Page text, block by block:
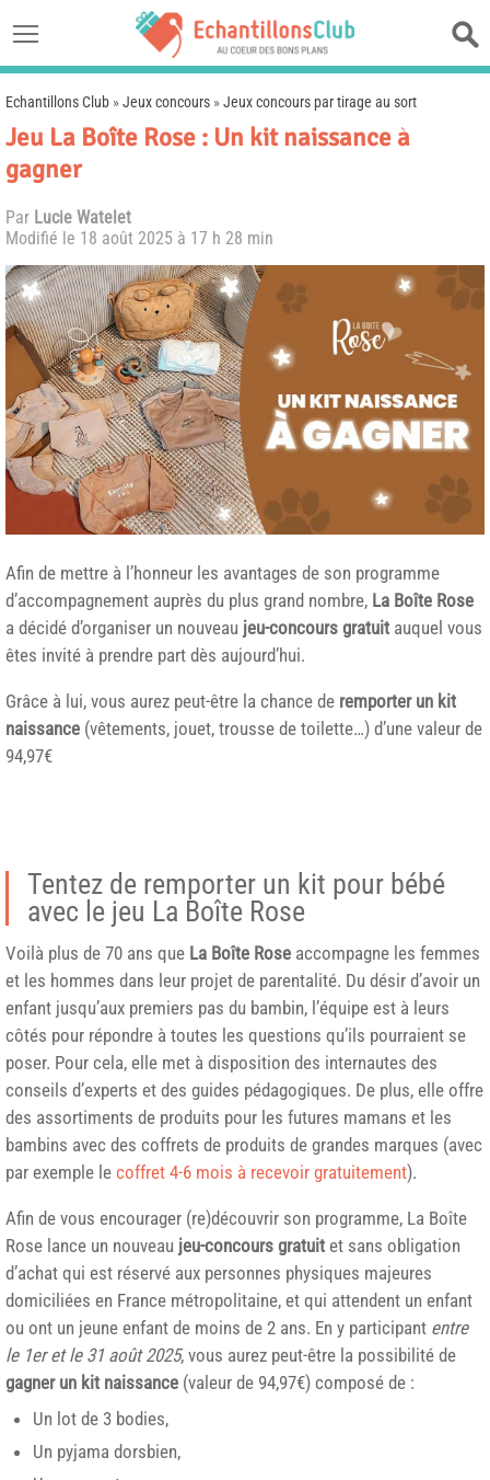
Echantillons Club »Jeux concours »Jeux concours par tirage au sort
Jeu La Boîte Rose : Un kit naissance à
gagner
Par Lucie Watelet
Modifié le 18 août 2025 à 17 h 28 min
Afin de mettre à l’honneur les avantages de son programme
d’accompagnement auprès du plus grand nombre, La Boîte Rose
a décidé d’organiser un nouveau jeu-concours gratuit auquel vous
êtes invité à prendre part dès aujourd’hui.
Grâce à lui, vous aurez peut-être la chance de remporter un kit
naissance (vêtements, jouet, trousse de toilette…) d’une valeur de
94,97€
Tentez de remporter un kit pour bébé
avec le jeu La Boîte Rose
Voilà plus de 70 ans que La Boîte Rose accompagne les femmes
et les hommes dans leur projet de parentalité. Du désir d’avoir un
enfant jusqu’aux premiers pas du bambin, l’équipe est à leurs
côtés pour répondre à toutes les questions qu’ils pourraient se
poser. Pour cela, elle met à disposition des internautes des
conseils d’experts et des guides pédagogiques. De plus, elle offre
des assortiments de produits pour les futures mamans et les
bambins avec des coffrets de produits de grandes marques (avec
par exemple le coffret 4-6 mois à recevoir gratuitement).
Afin de vous encourager (re)découvrir son programme, La Boîte
Rose lance un nouveau jeu-concours gratuit et sans obligation
d’achat qui est réservé aux personnes physiques majeures
domiciliées en France métropolitaine, et qui attendent un enfant
ou ont un jeune enfant de moins de 2 ans. En y participant entre
le 1er et le 31 août 2025, vous aurez peut-être la possibilité de
gagner un kit naissance (valeur de 94,97€) composé de :
Un lot de 3 bodies,
Un pyjama dorsbien,